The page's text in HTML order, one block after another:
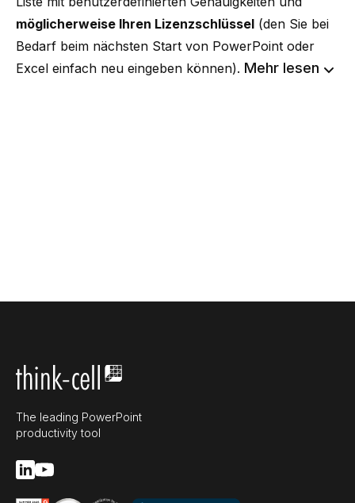
möglicherweise Ihren Lizenzschlüssel (den Sie bei
Bedarf beim nächsten Start von PowerPoint oder
Excel einfach neu eingeben können). Mehr lesen
The leading PowerPoint
productivity tool